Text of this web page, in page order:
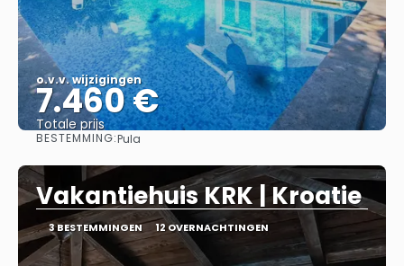
o.v.v. wijzigingen
7.460 €
Totale prijs
BESTEMMING:Pula
Vakantiehuis KRK | Kroatie
3 BESTEMMINGEN 12 OVERNACHTINGEN